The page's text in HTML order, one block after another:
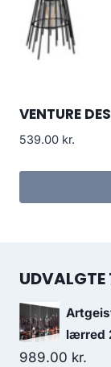
VENTURE
539.00 kr.
UDVALGTE
lærred
989.00 kr.